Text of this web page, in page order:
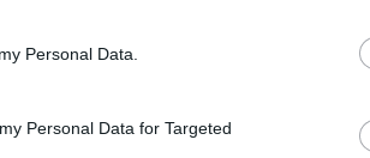
Personal Data.
Personal Data for Targeted